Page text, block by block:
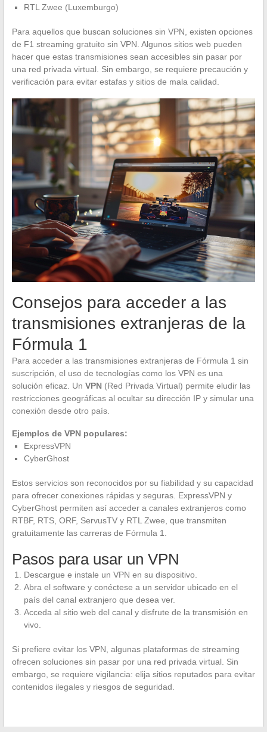
RTL Zwee (Luxemburgo)
Para aquellos que buscan soluciones sin VPN, existen opciones
de F1 streaming gratuito sin VPN. Algunos sitios web pueden
hacer que estas transmisiones sean accesibles sin pasar por
una red privada virtual. Sin embargo, se requiere precaución y
verificación para evitar estafas y sitios de mala calidad.
Consejos para acceder a las
transmisiones extranjeras de la
Fórmula 1
Para acceder a las transmisiones extranjeras de Fórmula 1 sin
suscripción, el uso de tecnologías como los VPN es una
solución eficaz. Un VPN(Red Privada Virtual) permite eludir las
restricciones geográficas al ocultar su dirección IP y simular una
conexión desde otro país.
Ejemplos de VPN populares:
ExpressVPN
CyberGhost
Estos servicios son reconocidos por su fiabilidad y su capacidad
para ofrecer conexiones rápidas y seguras. ExpressVPN y
CyberGhost permiten así acceder a canales extranjeros como
RTBF, RTS, ORF, ServusTV y RTL Zwee, que transmiten
gratuitamente las carreras de Fórmula 1.
Pasos para usar un VPN
Descargue e instale un VPN en su dispositivo.
Abra el software y conéctese a un servidor ubicado en el
país del canal extranjero que desea ver.
Acceda al sitio web del canal y disfrute de la transmisión en
vivo.
Si prefiere evitar los VPN, algunas plataformas de streaming
ofrecen soluciones sin pasar por una red privada virtual. Sin
embargo, se requiere vigilancia: elija sitios reputados para evitar
contenidos ilegales y riesgos de seguridad.